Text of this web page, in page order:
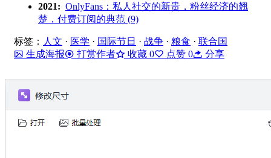
2021: OnlyFans：私人社交的新贵，粉丝经济的翘
楚，付费订阅的典范 (9)
标签： 人文 · 医学 · 国际节日 · 战争 · 粮食 · 联合国
生成海报
打赏作者 收藏 0 点赞 0 分享